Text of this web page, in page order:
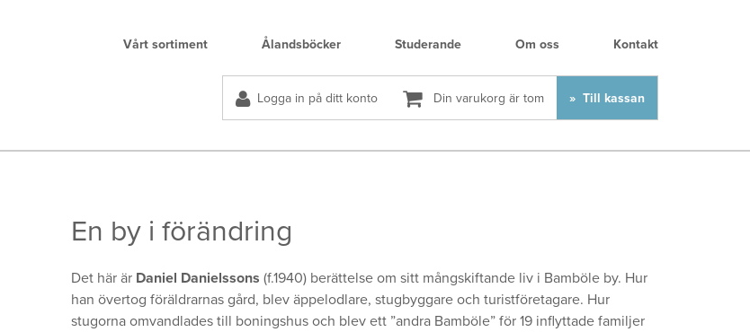
Vårt sortiment Ålandsböcker Studerande Om oss Kontakt
Logga in på ditt konto Din varukorg är tom Till kassan
En by i förändring
Det här är Daniel Danielssons (f.1940) berättelse om sitt mångskiftande liv i Bamböle by. Hur
han övertog föräldrarnas gård, blev äppelodlare, stugbyggare och turistföretagare. Hur
stugorna omvandlades till boningshus och blev ett ”andra Bamböle” för 19 inflyttade familjer